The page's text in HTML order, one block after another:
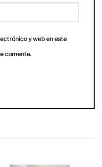
y web en este
comente.